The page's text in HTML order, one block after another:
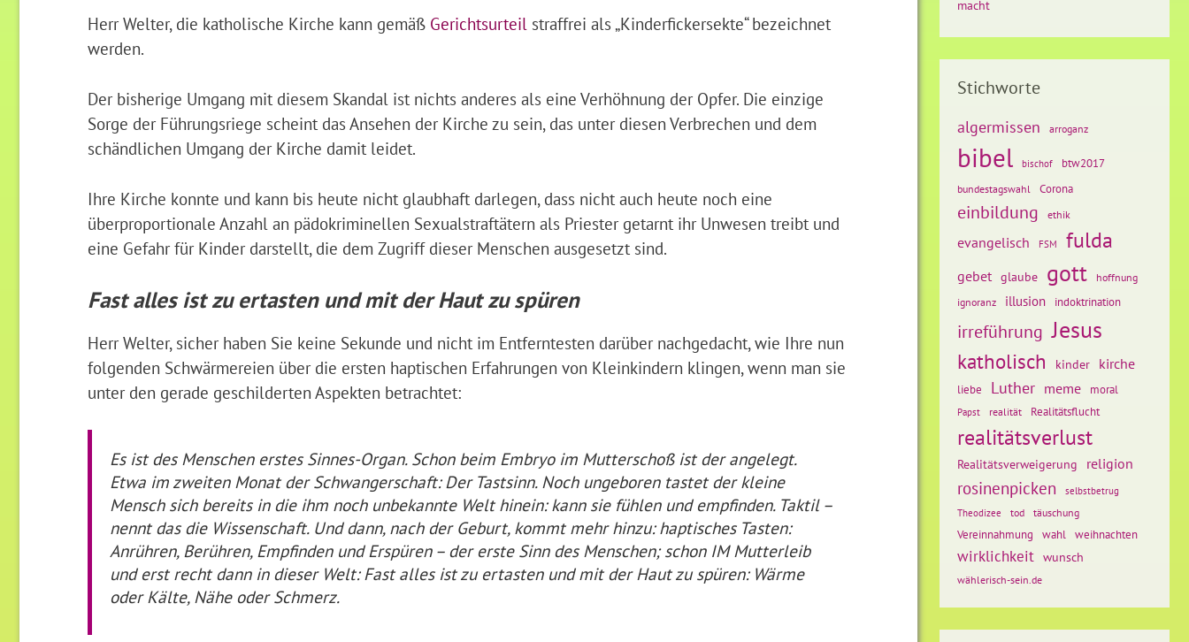
Herr Welter, die katholische Kirche kann gemäß Gerichtsurteilstraffrei als „Kinderfickersekte“ bezeichnet
werden.
Der bisherige Umgang mit diesem Skandal ist nichts anderes als eine Verhöhnung der Opfer. Die einzige
Sorge der Führungsriege scheint das Ansehen der Kirche zu sein, das unter diesen Verbrechen und dem
schändlichen Umgang der Kirche damit leidet.
Ihre Kirche konnte und kann bis heute nicht glaubhaft darlegen, dass nicht auch heute noch eine
überproportionale Anzahl an pädokriminellen Sexualstraftätern als Priester getarnt ihr Unwesen treibt und
eine Gefahr für Kinder darstellt, die dem Zugriff dieser Menschen ausgesetzt sind.
Fast alles ist zu ertasten und mit der Haut zu spüren
Herr Welter, sicher haben Sie keine Sekunde und nicht im Entferntesten darüber nachgedacht, wie Ihre nun
folgenden Schwärmereien über die ersten haptischen Erfahrungen von Kleinkindern klingen, wenn man sie
unter den gerade geschilderten Aspekten betrachtet:
Es ist des Menschen erstes Sinnes-Organ. Schon beim Embryo im Mutterschoß ist der angelegt.
Etwa im zweiten Monat der Schwangerschaft: Der Tastsinn. Noch ungeboren tastet der kleine
Mensch sich bereits in die ihm noch unbekannte Welt hinein: kann sie fühlen und empfinden. Taktil –
nennt das die Wissenschaft. Und dann, nach der Geburt, kommt mehr hinzu: haptisches Tasten:
Anrühren, Berühren, Empfinden und Erspüren – der erste Sinn des Menschen; schon IM Mutterleib
und erst recht dann in dieser Welt: Fast alles ist zu ertasten und mit der Haut zu spüren: Wärme
oder Kälte, Nähe oder Schmerz.
macht
Stichworte
algermissen arroganz
bibel bischof btw2017
bundestagswahl Corona
einbildung ethik
evangelisch FSM fulda
gebet glaube gott
hoffnung
ignoranz
illusion indoktrination
irreführung Jesus
katholisch kinder kirche
liebe Luther meme moral
Papst realität Realitätsflucht
realitätsverlust
Realitätsverweigerung religion
rosinenpicken
selbstbetrug
Theodizee
tod täuschung
Vereinnahmung wahl weihnachten
wirklichkeit wunsch
wählerisch-sein.de